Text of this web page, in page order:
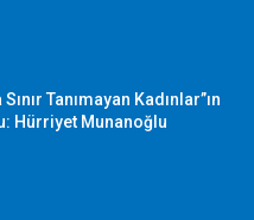
Sınır Tanımayan Kadınlar”ın
Hürriyet Munanoğlu